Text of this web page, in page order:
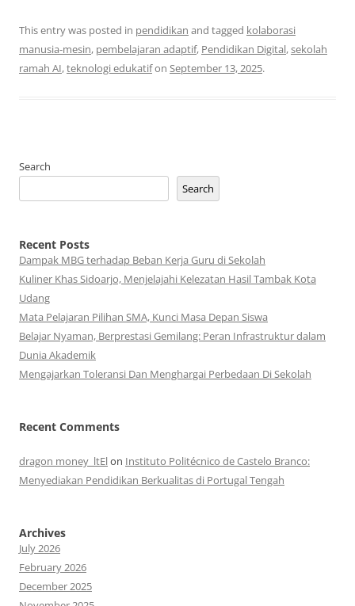
This entry was posted in pendidikan and tagged kolaborasi
manusia-mesin, pembelajaran adaptif, Pendidikan Digital,sekolah
ramah AI,teknologi edukatifon September 13, 2025.
Search
Search
Recent Posts
Dampak MBG terhadap Beban Kerja Guru di Sekolah
Kuliner Khas Sidoarjo, Menjelajahi Kelezatan Hasil Tambak Kota
Udang
Mata Pelajaran Pilihan SMA, Kunci Masa Depan Siswa
Belajar Nyaman, Berprestasi Gemilang: Peran Infrastruktur dalam
Dunia Akademik
Mengajarkan Toleransi Dan Menghargai Perbedaan Di Sekolah
Recent Comments
dragon money_ltElon Instituto Politécnico de Castelo Branco:
Menyediakan Pendidikan Berkualitas di Portugal Tengah
Archives
July 2026
February 2026
December 2025